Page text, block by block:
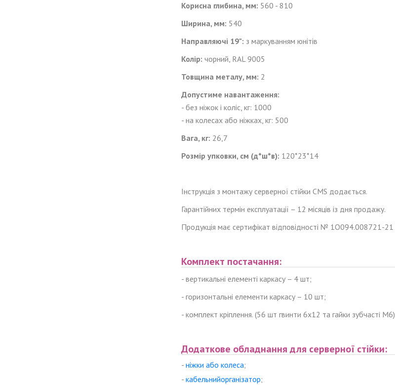
Корисна глибина, мм: 560 - 810
Ширина, мм: 540
Направляючі 19": з маркуванням юнітів
Колір: чорний, RAL 9005
Товщина металу, мм: 2
Допустиме навантаження:
- без ніжок і коліс, кг: 1000
- на колесах або ніжках, кг: 500
Вага, кг: 26,7
Розмір упковки, см (д*ш*в): 120*23*14
Інструкція з монтажу серверної стійки CMS додається.
Гарантійних термін експлуатації – 12 місяців із дня продажу.
Продукція має сертифікат відповідності № 1О094.008721-21
Комплект постачання:
- вертикальні елементі каркасу – 4 шт;
- горизонтальні елементи каркасу – 10 шт;
- комплект кріплення. (56 шт гвинти 6x12 та гайки зубчасті М6)
Додаткове обладнання для серверної стійки:
- ніжки або колеса;
- кабельнийорганізатор;